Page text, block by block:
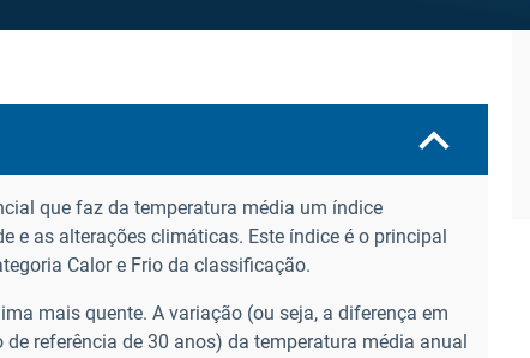
que faz da temperatura média um índice
as alterações climáticas. Este índice é o principal
Calor e Frio da classificação.
mais quente. A variação (ou seja, a diferença em
referência de 30 anos) da temperatura média anual